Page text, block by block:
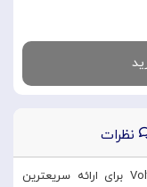
نظرات
PowerIQ و VoltageBoost برای ارائه سریعترین